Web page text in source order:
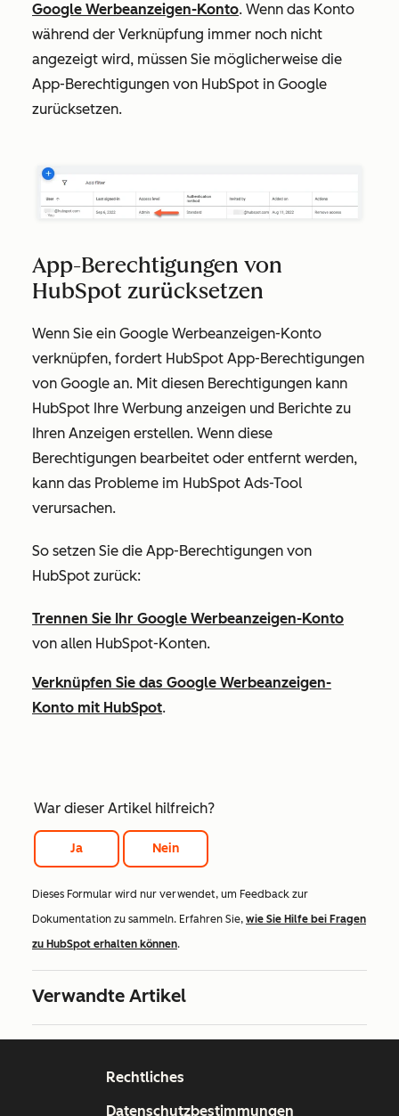
Google Werbeanzeigen-Konto. Wenn das Konto
während der Verknüpfung immer noch nicht
angezeigt wird, müssen Sie möglicherweise die
App-Berechtigungen von HubSpot in Google
zurücksetzen.
App-Berechtigungen von
HubSpot zurücksetzen
Wenn Sie ein Google Werbeanzeigen-Konto
verknüpfen, fordert HubSpot App-Berechtigungen
von Google an. Mit diesen Berechtigungen kann
HubSpot Ihre Werbung anzeigen und Berichte zu
Ihren Anzeigen erstellen. Wenn diese
Berechtigungen bearbeitet oder entfernt werden,
kann das Probleme im HubSpot Ads-Tool
verursachen.
So setzen Sie die App-Berechtigungen von
HubSpot zurück:
Trennen Sie Ihr Google Werbeanzeigen-Konto
von allen HubSpot-Konten.
Verknüpfen Sie das Google Werbeanzeigen-
Konto mit HubSpot.
War dieser Artikel hilfreich?
Ja Nein
Dieses Formular wird nur verwendet, um Feedback zur
Dokumentation zu sammeln. Erfahren Sie, wie Sie Hilfe bei Fragen
zu HubSpot erhalten können.
Verwandte Artikel
Rechtliches
Datenschutzbestimmungen